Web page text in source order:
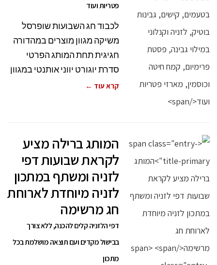
פטריות ועוד
לכבוד חג השבועות שופרסל
משיקה מגוון מוצרים במהדורה
חגיגית תחת המותג הפרטי
סדרת יוגורט יווני אותנטי במגוון
קרא עוד ←
המותג ברילה מציע
לקראת שבועות דפי
לזניה ומשתף במתכון
לזניה מיוחדת לארוחת
חג מרשימה
דפי הלזניה קלים להכנה, ללא צורך
בבישול מקדים ועם תוצאה מושלמת בכל
מתכון